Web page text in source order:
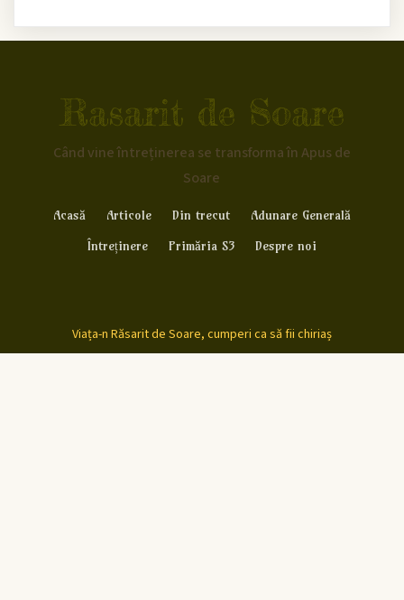
Rasarit de Soare
Când vine întreținerea se transforma în Apus de
Soare
Acasă Articole Din trecut
Adunare Generală
Întreținere
Primăria S3 Despre noi
Viața-n Răsarit de Soare, cumperi ca să fii chiriaș